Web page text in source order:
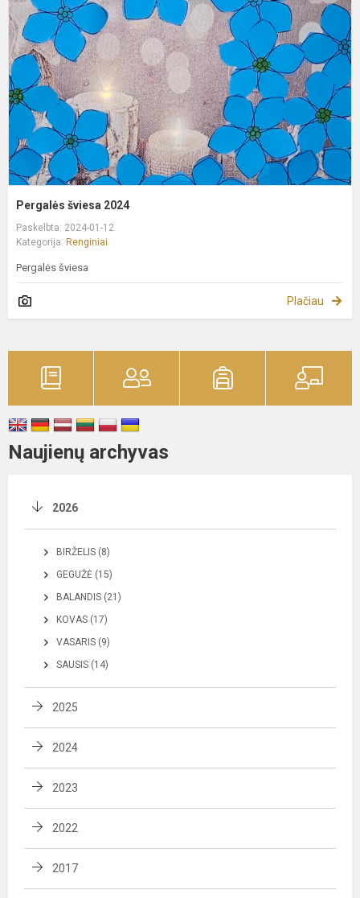
Pergalės šviesa 2024
Paskelbta: 2024-01-12
Kategorija: Renginiai
Pergalės šviesa
Plačiau
Naujienų archyvas
2026
BIRŽELIS (8)
GEGUŽĖ (15)
BALANDIS (21)
KOVAS (17)
VASARIS (9)
SAUSIS (14)
2025
2024
2023
2022
2017